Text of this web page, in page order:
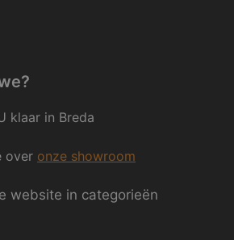
klaar in Breda
over onze showroom
website in categorieën